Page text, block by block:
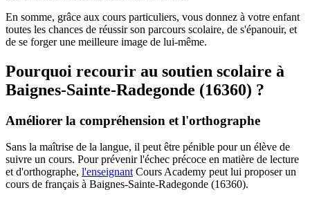
En somme, grâce aux cours particuliers, vous donnez à votre enfant
toutes les chances de réussir son parcours scolaire, de s'épanouir, et
de se forger une meilleure image de lui-même.
Pourquoi recourir au soutien scolaire à
Baignes-Sainte-Radegonde (16360) ?
Améliorer la compréhension et l'orthographe
Sans la maîtrise de la langue, il peut être pénible pour un élève de
suivre un cours. Pour prévenir l'échec précoce en matière de lecture
et d'orthographe, l'enseignantCours Academy peut lui proposer un
cours de français à Baignes-Sainte-Radegonde (16360).